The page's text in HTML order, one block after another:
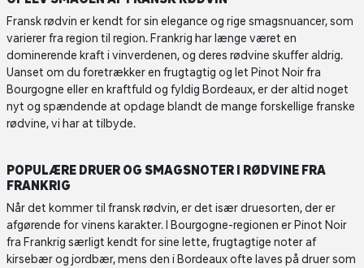
Fransk rødvin er kendt for sin elegance og rige smagsnuancer, som
varierer fra region til region. Frankrig har længe været en
dominerende kraft i vinverdenen, og deres rødvine skuffer aldrig.
Uanset om du foretrækker en frugtagtig og let Pinot Noir fra
Bourgogne eller en kraftfuld og fyldig Bordeaux, er der altid noget
nyt og spændende at opdage blandt de mange forskellige franske
rødvine, vi har at tilbyde.
POPULÆRE DRUER OG SMAGSNOTER I RØDVINE FRA
FRANKRIG
Når det kommer til fransk rødvin, er det især druesorten, der er
afgørende for vinens karakter. I Bourgogne-regionen er Pinot Noir
fra Frankrig særligt kendt for sine lette, frugtagtige noter af
kirsebær og jordbær, mens den i Bordeaux ofte laves på druer som